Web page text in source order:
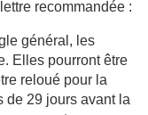
recommandée :
général, les
Elles pourront être
reloué pour la
de 29 jours avant la